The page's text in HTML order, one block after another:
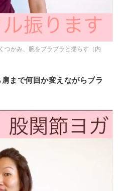
つかみ、腕をブラブラと揺らす（内
まで何回か変えながらブラ